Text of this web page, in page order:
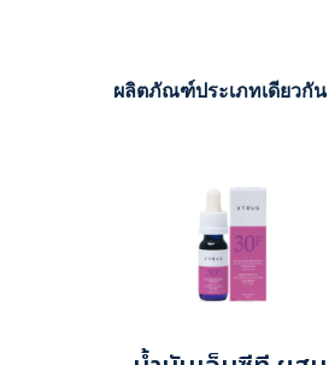
ผลิตภัณฑ์ประเภทเดียวกัน